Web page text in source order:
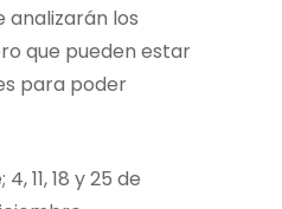
analizarán los
que pueden estar
para poder
11, 18 y 25 de